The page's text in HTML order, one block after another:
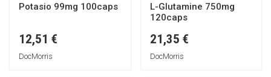
Potasio 99mg 100caps
12,51 €
DocMorris
L-Glutamine 750mg
120caps
21,35 €
DocMorris